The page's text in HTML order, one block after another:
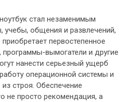
стал незаменимым
учебы, общения и развлечений,
первостепенное
программы-вымогатели и другие
нанести серьезный ущерб
операционной системы и
строя. Обеспечение
не просто рекомендация, а